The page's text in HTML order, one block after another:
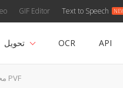
GIF Editor Text to Speech
تحويل OCR API
محول PVF